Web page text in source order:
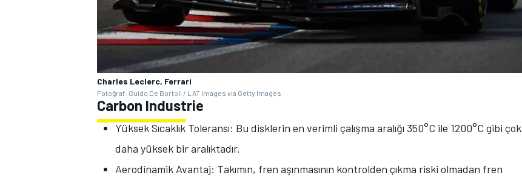
Charles Leclerc, Ferrari
Fotoğraf: Guido De Bortoli / LAT Images via Getty Images
Carbon Industrie
Yüksek Sıcaklık Toleransı: Bu disklerin en verimli çalışma aralığı 350°C ile 1200°C gibi çok
daha yüksek bir aralıktadır.
Aerodinamik Avantaj: Takımın, fren aşınmasının kontrolden çıkma riski olmadan fren